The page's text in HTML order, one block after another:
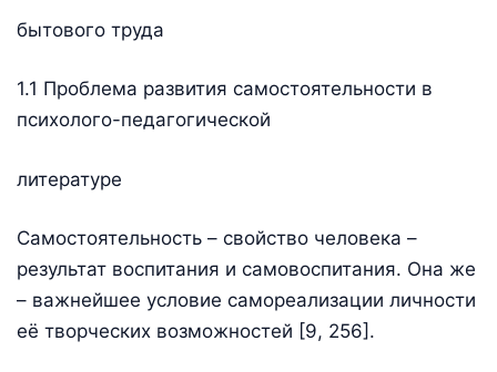
бытового труда
1.1 Проблема развития самостоятельности в
психолого-педагогической
литературе
Самостоятельность – свойство человека –
результат воспитания и самовоспитания. Она же
– важнейшее условие самореализации личности
её творческих возможностей [9, 256].